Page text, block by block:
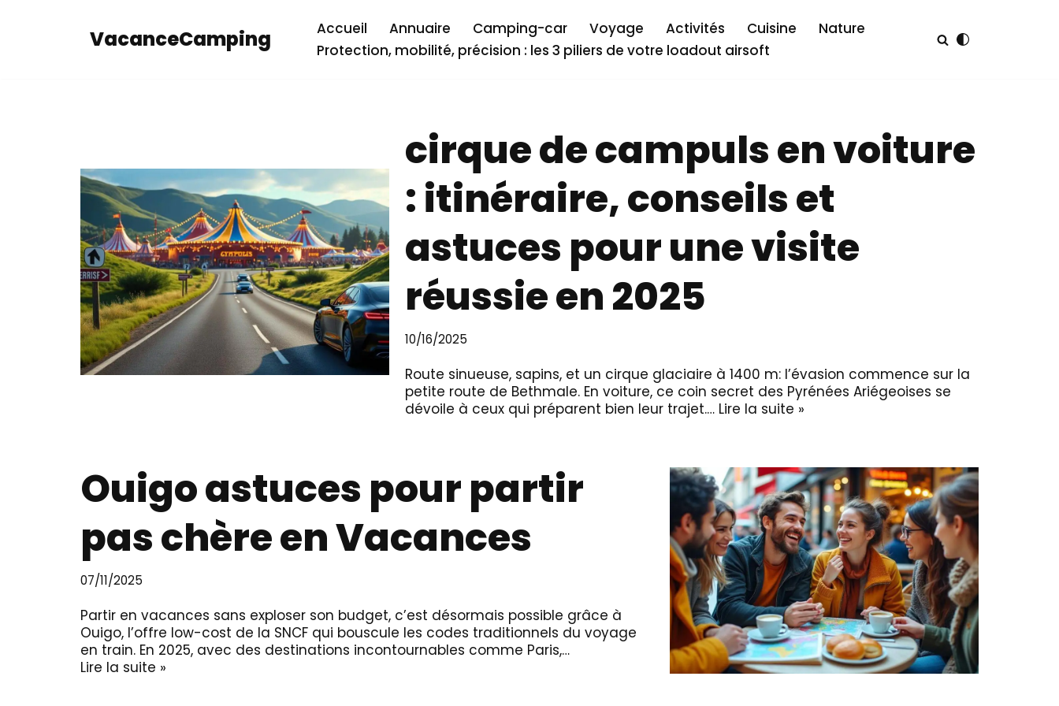
VacanceCamping Accueil Annuaire Camping-car Voyage Activités Cuisine
Nature
Protection, mobilité, précision : les 3 piliers de votre loadout airsoft
cirque de campuls en voiture
: itinéraire, conseils et
astuces pour une visite
réussie en 2025
10/16/2025
Route sinueuse, sapins, et un cirque glaciaire à 1400 m: l’évasion commence sur la
petite route de Bethmale. En voiture, ce coin secret des Pyrénées Ariégeoises se
dévoile à ceux qui préparent bien leur trajet.… Lire la suite »
Ouigo astuces pour partir
pas chère en Vacances
07/11/2025
Partir en vacances sans exploser son budget, c’est désormais possible grâce à
Ouigo, l’offre low-cost de la SNCF qui bouscule les codes traditionnels du voyage
en train. En 2025, avec des destinations incontournables comme Paris,…
Lire la suite »